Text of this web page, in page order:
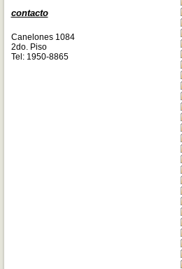
contacto
Canelones 1084
2do. Piso
Tel: 1950-8865